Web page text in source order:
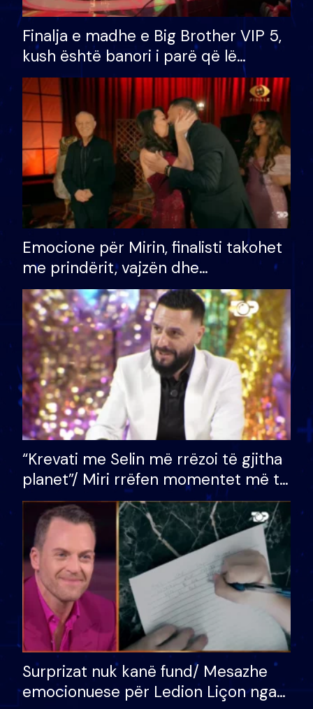
Finalja e madhe e Big Brother VIP 5,
kush është banori i parë që lë
shtëpinë dhe humb mundësinë për
të fituar çmimin e madh
Emocione për Mirin, finalisti takohet
me prindërit, vajzën dhe
bashkëshorten: S’kemi ndonjë letër
divorci apo jo?
“Krevati me Selin më rrëzoi të gjitha
planet”/ Miri rrëfen momentet më të
bukura në shtëpinë e BB VIP: Do më
mungojë zilja e mëngjesit kur…
Surprizat nuk kanë fund/ Mesazhe
emocionuese për Ledion Liçon nga